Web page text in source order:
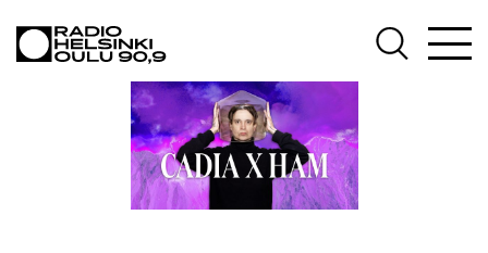
AJANKOHTAISTA
OHJELMAT
TEKIJÄT
ON-DEMAND